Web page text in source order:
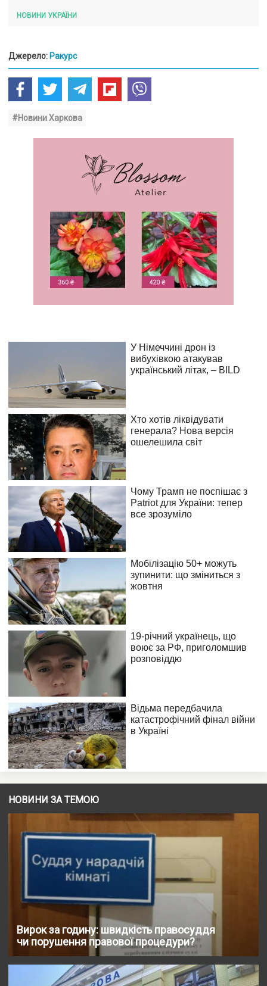
НОВИНИ УКРАЇНИ
Джерело: Ракурс
#Новини Харкова
НОВИНИ ЗА ТЕМОЮ
Вирок за годину: швидкість правосуддя
чи порушення правової процедури?